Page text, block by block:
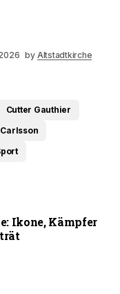
by Altstadtkirche
Cutter Gauthier
Ikone, Kämpfer